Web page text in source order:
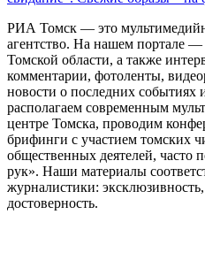
РИА Томск — это
агентство. На нашем портале
Томской области, а также
комментарии, фотоленты,
новости о последних
располагаем современным
центре Томска, проводим
брифинги с участием томских
общественных деятелей, часто
рук». Наши материалы
журналистики:
достоверность.